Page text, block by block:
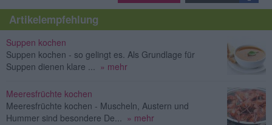
Artikelempfehlung
Suppen kochen
Suppen kochen - so gelingt es. Als Grundlage für
Suppen dienen klare ... » mehr
Meeresfrüchte kochen
Meeresfrüchte kochen - Muscheln, Austern und
Hummer sind besondere De... » mehr